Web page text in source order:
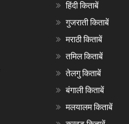
हिंदी किताबें
गुजराती किताबें
मराठी किताबें
तमिल किताबें
तेलगु किताबें
बंगाली किताबें
मलयालम किताबें